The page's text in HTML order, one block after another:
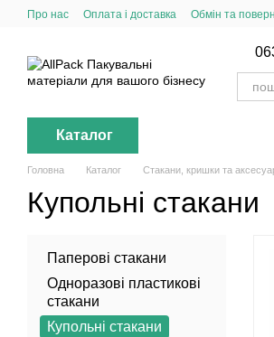
Перейти до основного контенту
Про нас Оплата і доставка Обмін та
Каталог
Головна Каталог Стакани, кришки та
Купольні стакани
Паперові стакани
Одноразові пластикові
стакани
Купольні стакани